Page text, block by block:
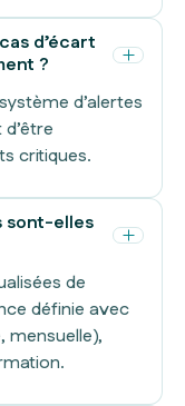
d’écart
?
d’alertes
critiques.
sont-elles
de
définie avec
mensuelle),